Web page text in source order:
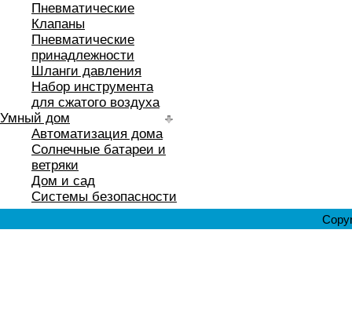
Пневматические
Клапаны
Пневматические
принадлежности
Шланги давления
Набор инструмента
для сжатого воздуха
Умный дом
Автоматизация дома
Солнечные батареи и
ветряки
Дом и сад
Системы безопасности